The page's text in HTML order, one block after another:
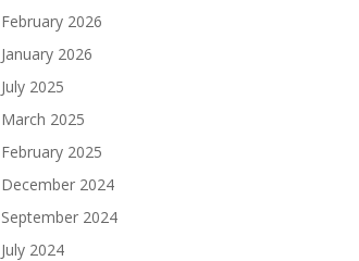
February 2026
January 2026
July 2025
March 2025
February 2025
December 2024
September 2024
July 2024